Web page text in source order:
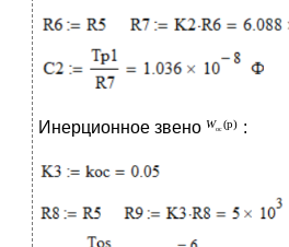
Инерционное звено :